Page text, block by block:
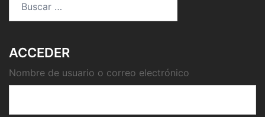
ACCEDER
Nombre de usuario o correo electrónico